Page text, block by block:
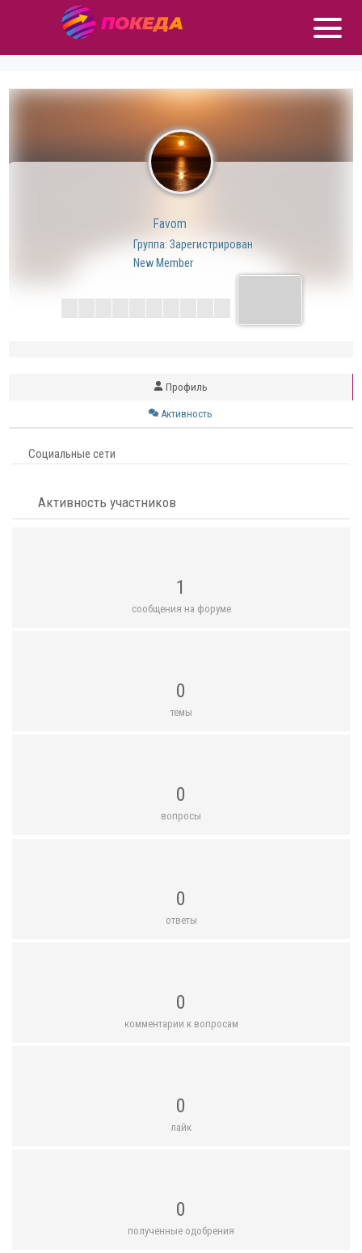
Favom
Группа: Зарегистрирован
New Member
Профиль
Активность
Социальные сети
Активность участников
1
сообщения на форуме
0
темы
0
вопросы
0
ответы
0
комментарии к вопросам
0
лайк
0
полученные одобрения